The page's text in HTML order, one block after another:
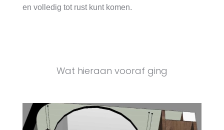
en volledig tot rust kunt komen.
Wat hieraan vooraf ging